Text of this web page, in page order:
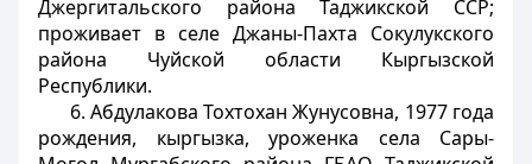
Джергитальского района Таджикской ССР;
проживает в селе Джаны-Пахта Сокулукского
района Чуйской области Кыргызской
Республики.
6. Абдулакова Тохтохан Жунусовна, 1977 года
рождения, кыргызка, уроженка села Сары-